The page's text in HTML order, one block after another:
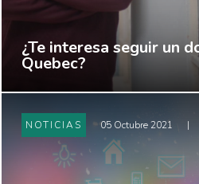
¿Te interesa seguir un
Quebec?
NOTICIAS 05 Octubre 2021 |